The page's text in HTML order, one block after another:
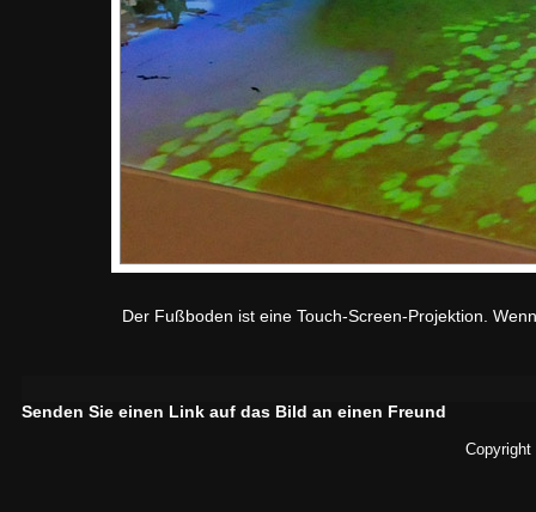
Der Fußboden ist eine Touch-Screen-Projektion.
Senden Sie einen Link auf das Bild an einen Freund